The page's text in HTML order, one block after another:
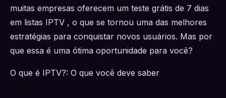
muitas empresas oferecem um teste grátis de 7 dias
em listas IPTV , o que se tornou uma das melhores
estratégias para conquistar novos usuários. Mas por
que essa é uma ótima oportunidade para você?
O que é IPTV?: O que você deve saber